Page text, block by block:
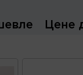
Цене